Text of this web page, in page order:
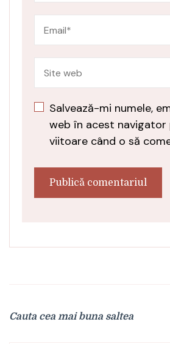
Salvează-mi numele,
web în acest
viitoare când o să
Cauta cea mai buna saltea